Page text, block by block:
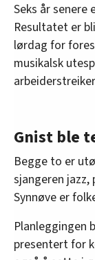
Seks år
Resultatet er
lørdag for
musikalsk
Gnist ble
Begge to er
sjangeren jazz,
Synnøve er
Planleggingen
presentert for